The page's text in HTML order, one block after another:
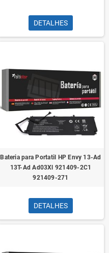
DETALHES
Bateria para Portatil HP Envy 13-Ad
13T-Ad Ad03Xl 921409-2C1
921409-271
DETALHES